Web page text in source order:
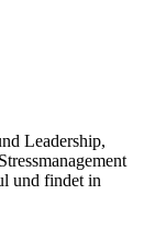
Leadership,
und findet in